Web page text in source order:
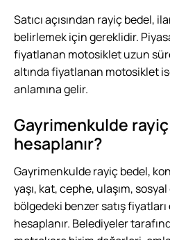
Satıcı açısından rayiç bedel,
belirlemek için gereklidir.
fiyatlanan motosiklet uzun
altında fiyatlanan motosiklet
anlamına gelir.
Gayrimenkulde
hesaplanır?
Gayrimenkulde rayiç bedel,
yaşı, kat, cephe, ulaşım,
bölgedeki benzer satış
hesaplanır. Belediyeler